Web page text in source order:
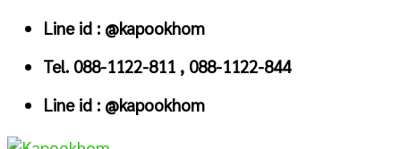
Skip
content
Line id : @kapookhom
Tel. 088-1122-811 , 088-1122-844
Line id : @kapookhom